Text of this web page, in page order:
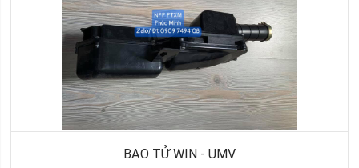
BAO TỬ WIN - UMV